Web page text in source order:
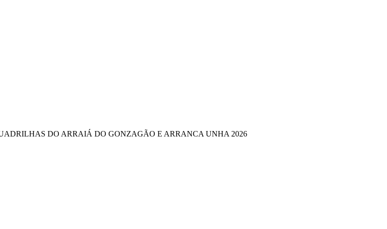
DO ARRAIÁ DO GONZAGÃO E ARRANCA UNHA 2026